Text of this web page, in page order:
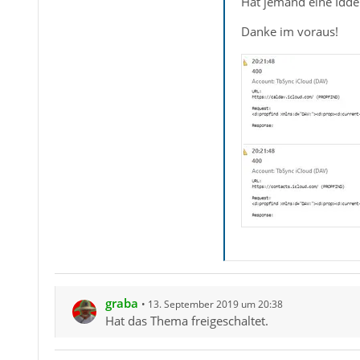
Danke im voraus!
graba 13. September 2019 um 20:38
Hat das Thema freigeschaltet.